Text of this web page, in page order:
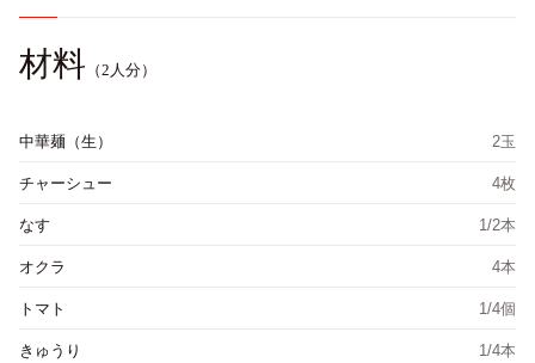
材料 （2人分）
中華麺（生） 2玉
チャーシュー 4枚
なす 1/2本
オクラ 4本
トマト 1/4個
きゅうり 1/4本